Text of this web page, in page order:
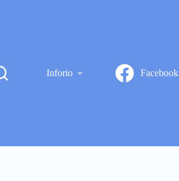
Inforio Facebook